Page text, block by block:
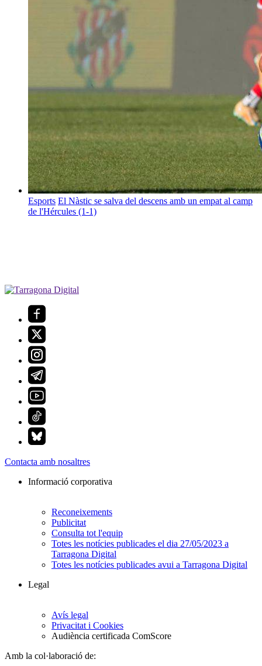
Esports El Nàstic se salva del descens amb un empat al camp
de l'Hércules (1-1)
Contacta amb nosaltres
Informació corporativa
Reconeixements
Publicitat
Consulta tot l'equip
Totes les notícies publicades el dia 27/05/2023 a
Tarragona Digital
Totes les notícies publicades avui a Tarragona Digital
Legal
Avís legal
Privacitat i Cookies
Audiència certificada ComScore
Amb la col·laboració de: